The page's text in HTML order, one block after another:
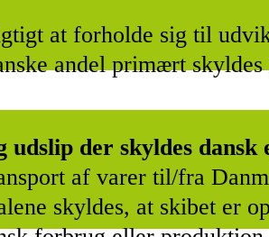
at forholde sig til
andel primært
der skyldes dansk
af varer til/fra
skyldes, at skibet er